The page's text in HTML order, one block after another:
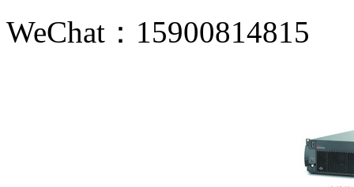
WeChat：15900814815